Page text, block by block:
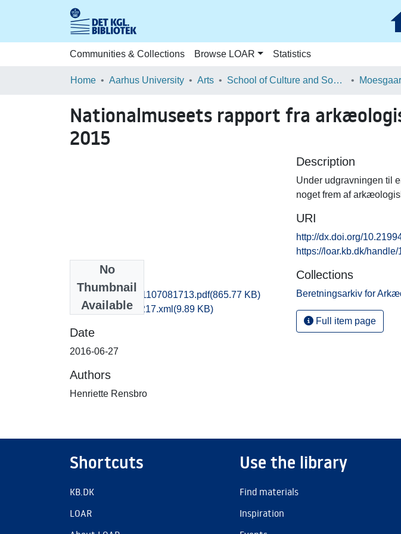
Communities & Collections Browse LOAR Statistics
Home Aarhus University Arts School of Culture and Society
Nationalmuseets rapport fra
2015
No
Thumbnail
Available
nat1kiha_20161107081713.pdf(865.77 KB)
recordxml_item_217.xml (9.89 KB)
Date
2016-06-27
Authors
Henriette Rensbro
Description
Under udgravningen til
noget frem af
URI
http://dx.doi.org/
https://loar.kb.dk/
Collections
Beretningsarkiv for
Full item page
Shortcuts
KB.DK
LOAR
Use the library
Find materials
Inspiration